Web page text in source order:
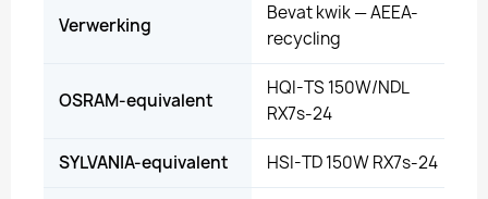
Verwerking
Bevat kwik — AEEA-
recycling
OSRAM-equivalent
HQI-TS 150W/NDL
RX7s-24
SYLVANIA-equivalent HSI-TD 150W RX7s-24